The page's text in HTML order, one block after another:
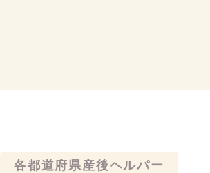
各都道府県産後ヘルパー